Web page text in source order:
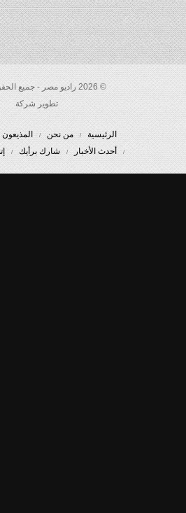
© 2026 راديو مصر - جميع الحقوق محفوظة. |
تطوير شركة
الرئيسية من نحن
المذيعون
أحدث الأخبار
شارك برأيك إتصل بنا